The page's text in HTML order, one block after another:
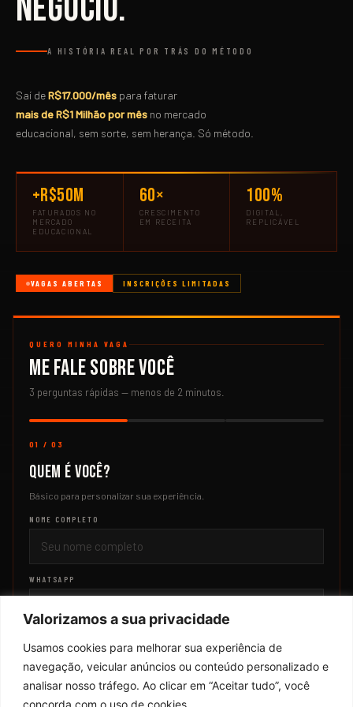
Valorizamos a sua privacidade
Usamos cookies para melhorar sua experiência de
navegação, veicular anúncios ou conteúdo personalizado e
analisar nosso tráfego. Ao clicar em “Aceitar tudo”, você
concorda com o uso de cookies.
negócio.
A HISTÓRIA REAL POR TRÁS DO MÉTODO
Saí deR$17.000/mês para faturar
mais de R$1 Milhão por mês no mercado
educacional, sem sorte, sem herança. Só método.
+R$50M
FATURADOS NO
MERCADO
EDUCACIONAL
60×
CRESCIMENTO
EM RECEITA
100%
DIGITAL,
REPLICÁVEL
VAGAS ABERTAS INSCRIÇÕES LIMITADAS
QUERO MINHA VAGA
Me fale sobre você
3 perguntas rápidas — menos de 2 minutos.
01 / 03
Quem é você?
Básico para personalizar sua experiência.
NOME COMPLETO
WHATSAPP